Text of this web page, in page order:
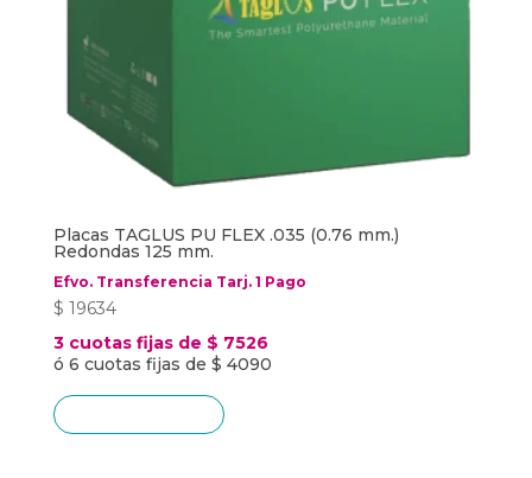
Placas TAGLUS PU FLEX .035 (0.76 mm.)
Redondas 125 mm.
Efvo. Transferencia Tarj. 1 Pago
$ 19634
3 cuotas fijas de $ 7526
ó 6 cuotas fijas de $ 4090